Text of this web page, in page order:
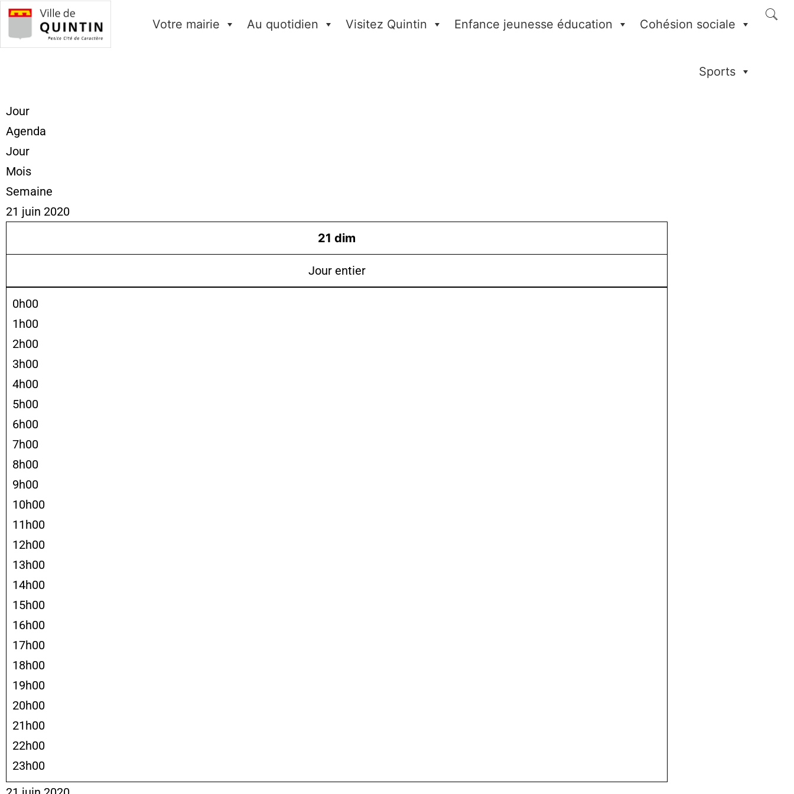
Votre mairie Au quotidien Visitez Quintin Enfance jeunesse éducation Cohésion sociale
Sports
Jour
Agenda
Jour
Mois
Semaine
21 juin 2020
21 dim
Jour entier
0h00
1h00
2h00
3h00
4h00
5h00
6h00
7h00
8h00
9h00
10h00
11h00
12h00
13h00
14h00
15h00
16h00
17h00
18h00
19h00
20h00
21h00
22h00
23h00